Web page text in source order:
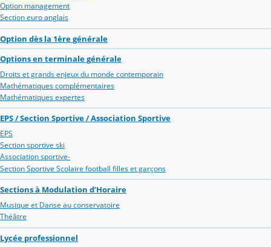
Option management
Section euro anglais
Option dès la 1ère générale
Options en terminale générale
Droits et grands enjeux du monde contemporain
Mathématiques complémentaires
Mathématiques expertes
EPS / Section Sportive / Association Sportive
EPS
Section sportive ski
Association sportive-
Section Sportive Scolaire football filles et garçons
Sections à Modulation d’Horaire
Musique et Danse au conservatoire
Théâtre
Lycée professionnel